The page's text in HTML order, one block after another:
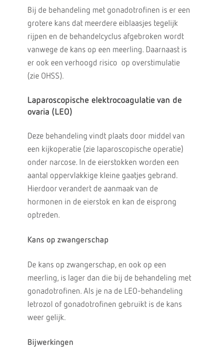
Bij de behandeling met gonadotrofinen is er een
grotere kans dat meerdere eiblaasjes tegelijk
rijpen en de behandelcyclus afgebroken wordt
vanwege de kans op een meerling. Daarnaast is
er ook een verhoogd risico op overstimulatie
(zie OHSS).
Laparoscopische elektrocoagulatie van de
ovaria (LEO)
Deze behandeling vindt plaats door middel van
een kijkoperatie (zie laparoscopische operatie)
onder narcose. In de eierstokken worden een
aantal oppervlakkige kleine gaatjes gebrand.
Hierdoor verandert de aanmaak van de
hormonen in de eierstok en kan de eisprong
optreden.
Kans op zwangerschap
De kans op zwangerschap, en ook op een
meerling, is lager dan die bij de behandeling met
gonadotrofinen. Als je na de LEO-behandeling
letrozol of gonadotrofinen gebruikt is de kans
weer gelijk.
Bijwerkingen